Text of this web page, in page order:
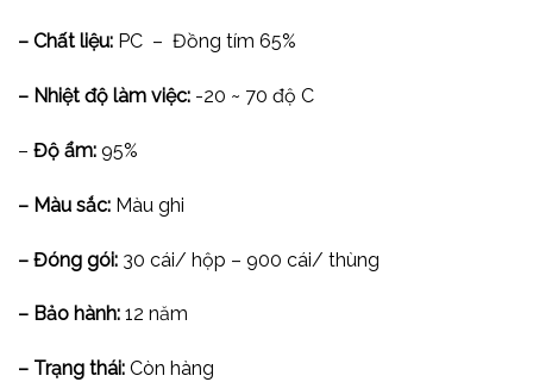
– Chất liệu: PC – Đồng tím 65%
– Nhiệt độ làm việc: -20 ~ 70 độ C
– Độ ẩm: 95%
– Màu sắc: Màu ghi
– Đóng gói: 30 cái/ hộp – 900 cái/ thùng
– Bảo hành: 12 năm
– Trạng thái: Còn hàng